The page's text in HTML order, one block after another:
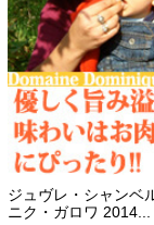
ジュヴレ・シャンベ
ニク・ガロワ 2014...